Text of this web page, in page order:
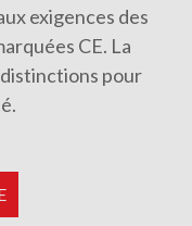
exigences des
CE. La
pour